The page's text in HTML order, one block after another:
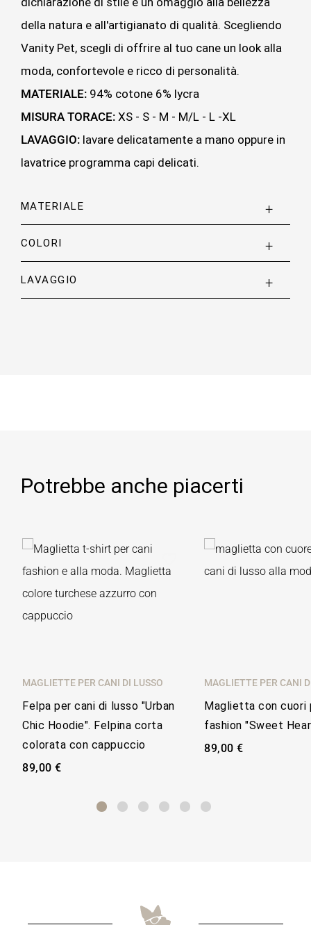
della natura e all'artigianato di qualità. Scegliendo
Vanity Pet, scegli di offrire al tuo cane un look alla
moda, confortevole e ricco di personalità.
MATERIALE: 94% cotone 6% lycra
MISURA TORACE: XS - S - M - M/L - L -XL
LAVAGGIO: lavare delicatamente a mano oppure in
lavatrice programma capi delicati.
MATERIALE
COLORI
LAVAGGIO
Potrebbe anche piacerti
MAGLIETTE PER CANI DI LUSSO
Felpa per cani di lusso "Urban
Chic Hoodie". Felpina corta
colorata con cappuccio
89,00 €
MAGLIETTE PER CANI
Maglietta con cuori
fashion "Sweet
89,00 €